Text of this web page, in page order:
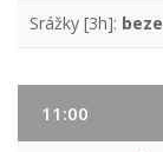
Srážky [3h]:
11:00